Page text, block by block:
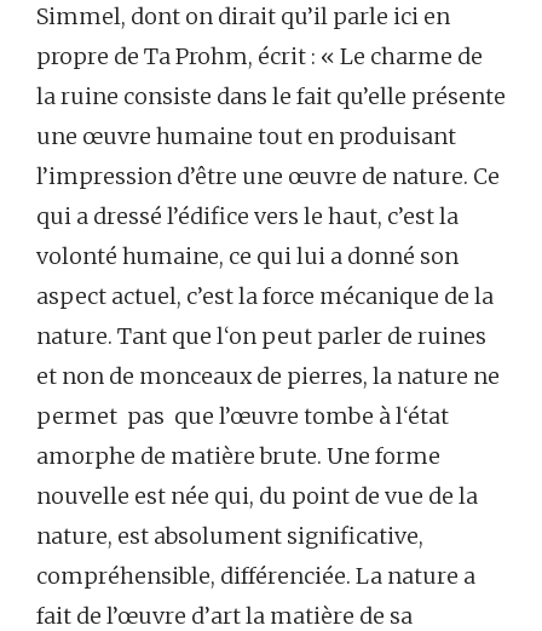
Simmel, dont on dirait qu’il parle ici en
propre de Ta Prohm, écrit : « Le charme de
la ruine consiste dans le fait qu’elle présente
une œuvre humaine tout en produisant
l’impression d’être une œuvre de nature. Ce
qui a dressé l’édifice vers le haut, c’est la
volonté humaine, ce qui lui a donné son
aspect actuel, c’est la force mécanique de la
nature. Tant que l‘on peut parler de ruines
et non de monceaux de pierres, la nature ne
permet pas que l’œuvre tombe à l‘état
amorphe de matière brute. Une forme
nouvelle est née qui, du point de vue de la
nature, est absolument significative,
compréhensible, différenciée. La nature a
fait de l’œuvre d’art la matière de sa